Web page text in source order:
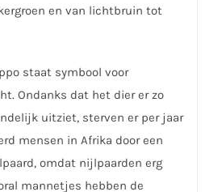
en van lichtbruin tot
staat symbool voor
Ondanks dat het dier er zo
uitziet, sterven er per jaar
mensen in Afrika door een
omdat nijlpaarden erg
mannetjes hebben de